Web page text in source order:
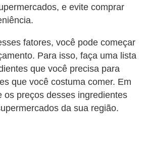
e evite comprar
fatores, você pode começar
Para isso, faça uma lista
que você precisa para
que você costuma comer. Em
os preços desses ingredientes
da sua região.